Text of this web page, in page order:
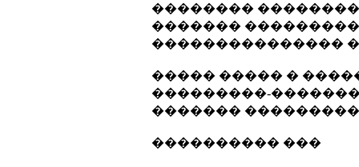
��������
������� ���������
���������������
����� ����� �
���������-
�������
���������� ���